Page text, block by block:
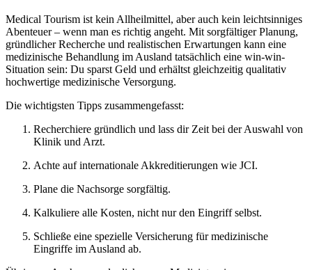
Medical Tourism ist kein Allheilmittel, aber auch kein leichtsinniges
Abenteuer – wenn man es richtig angeht. Mit sorgfältiger Planung,
gründlicher Recherche und realistischen Erwartungen kann eine
medizinische Behandlung im Ausland tatsächlich eine win-win-
Situation sein: Du sparst Geld und erhältst gleichzeitig qualitativ
hochwertige medizinische Versorgung.
Die wichtigsten Tipps zusammengefasst:
Recherchiere gründlich und lass dir Zeit bei der Auswahl von
Klinik und Arzt.
Achte auf internationale Akkreditierungen wie JCI.
Plane die Nachsorge sorgfältig.
Kalkuliere alle Kosten, nicht nur den Eingriff selbst.
Schließe eine spezielle Versicherung für medizinische
Eingriffe im Ausland ab.